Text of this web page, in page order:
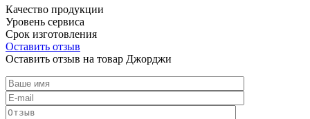
Качество продукции
Уровень сервиса
Срок изготовления
Оставить отзыв
Оставить отзыв на товар Джорджи